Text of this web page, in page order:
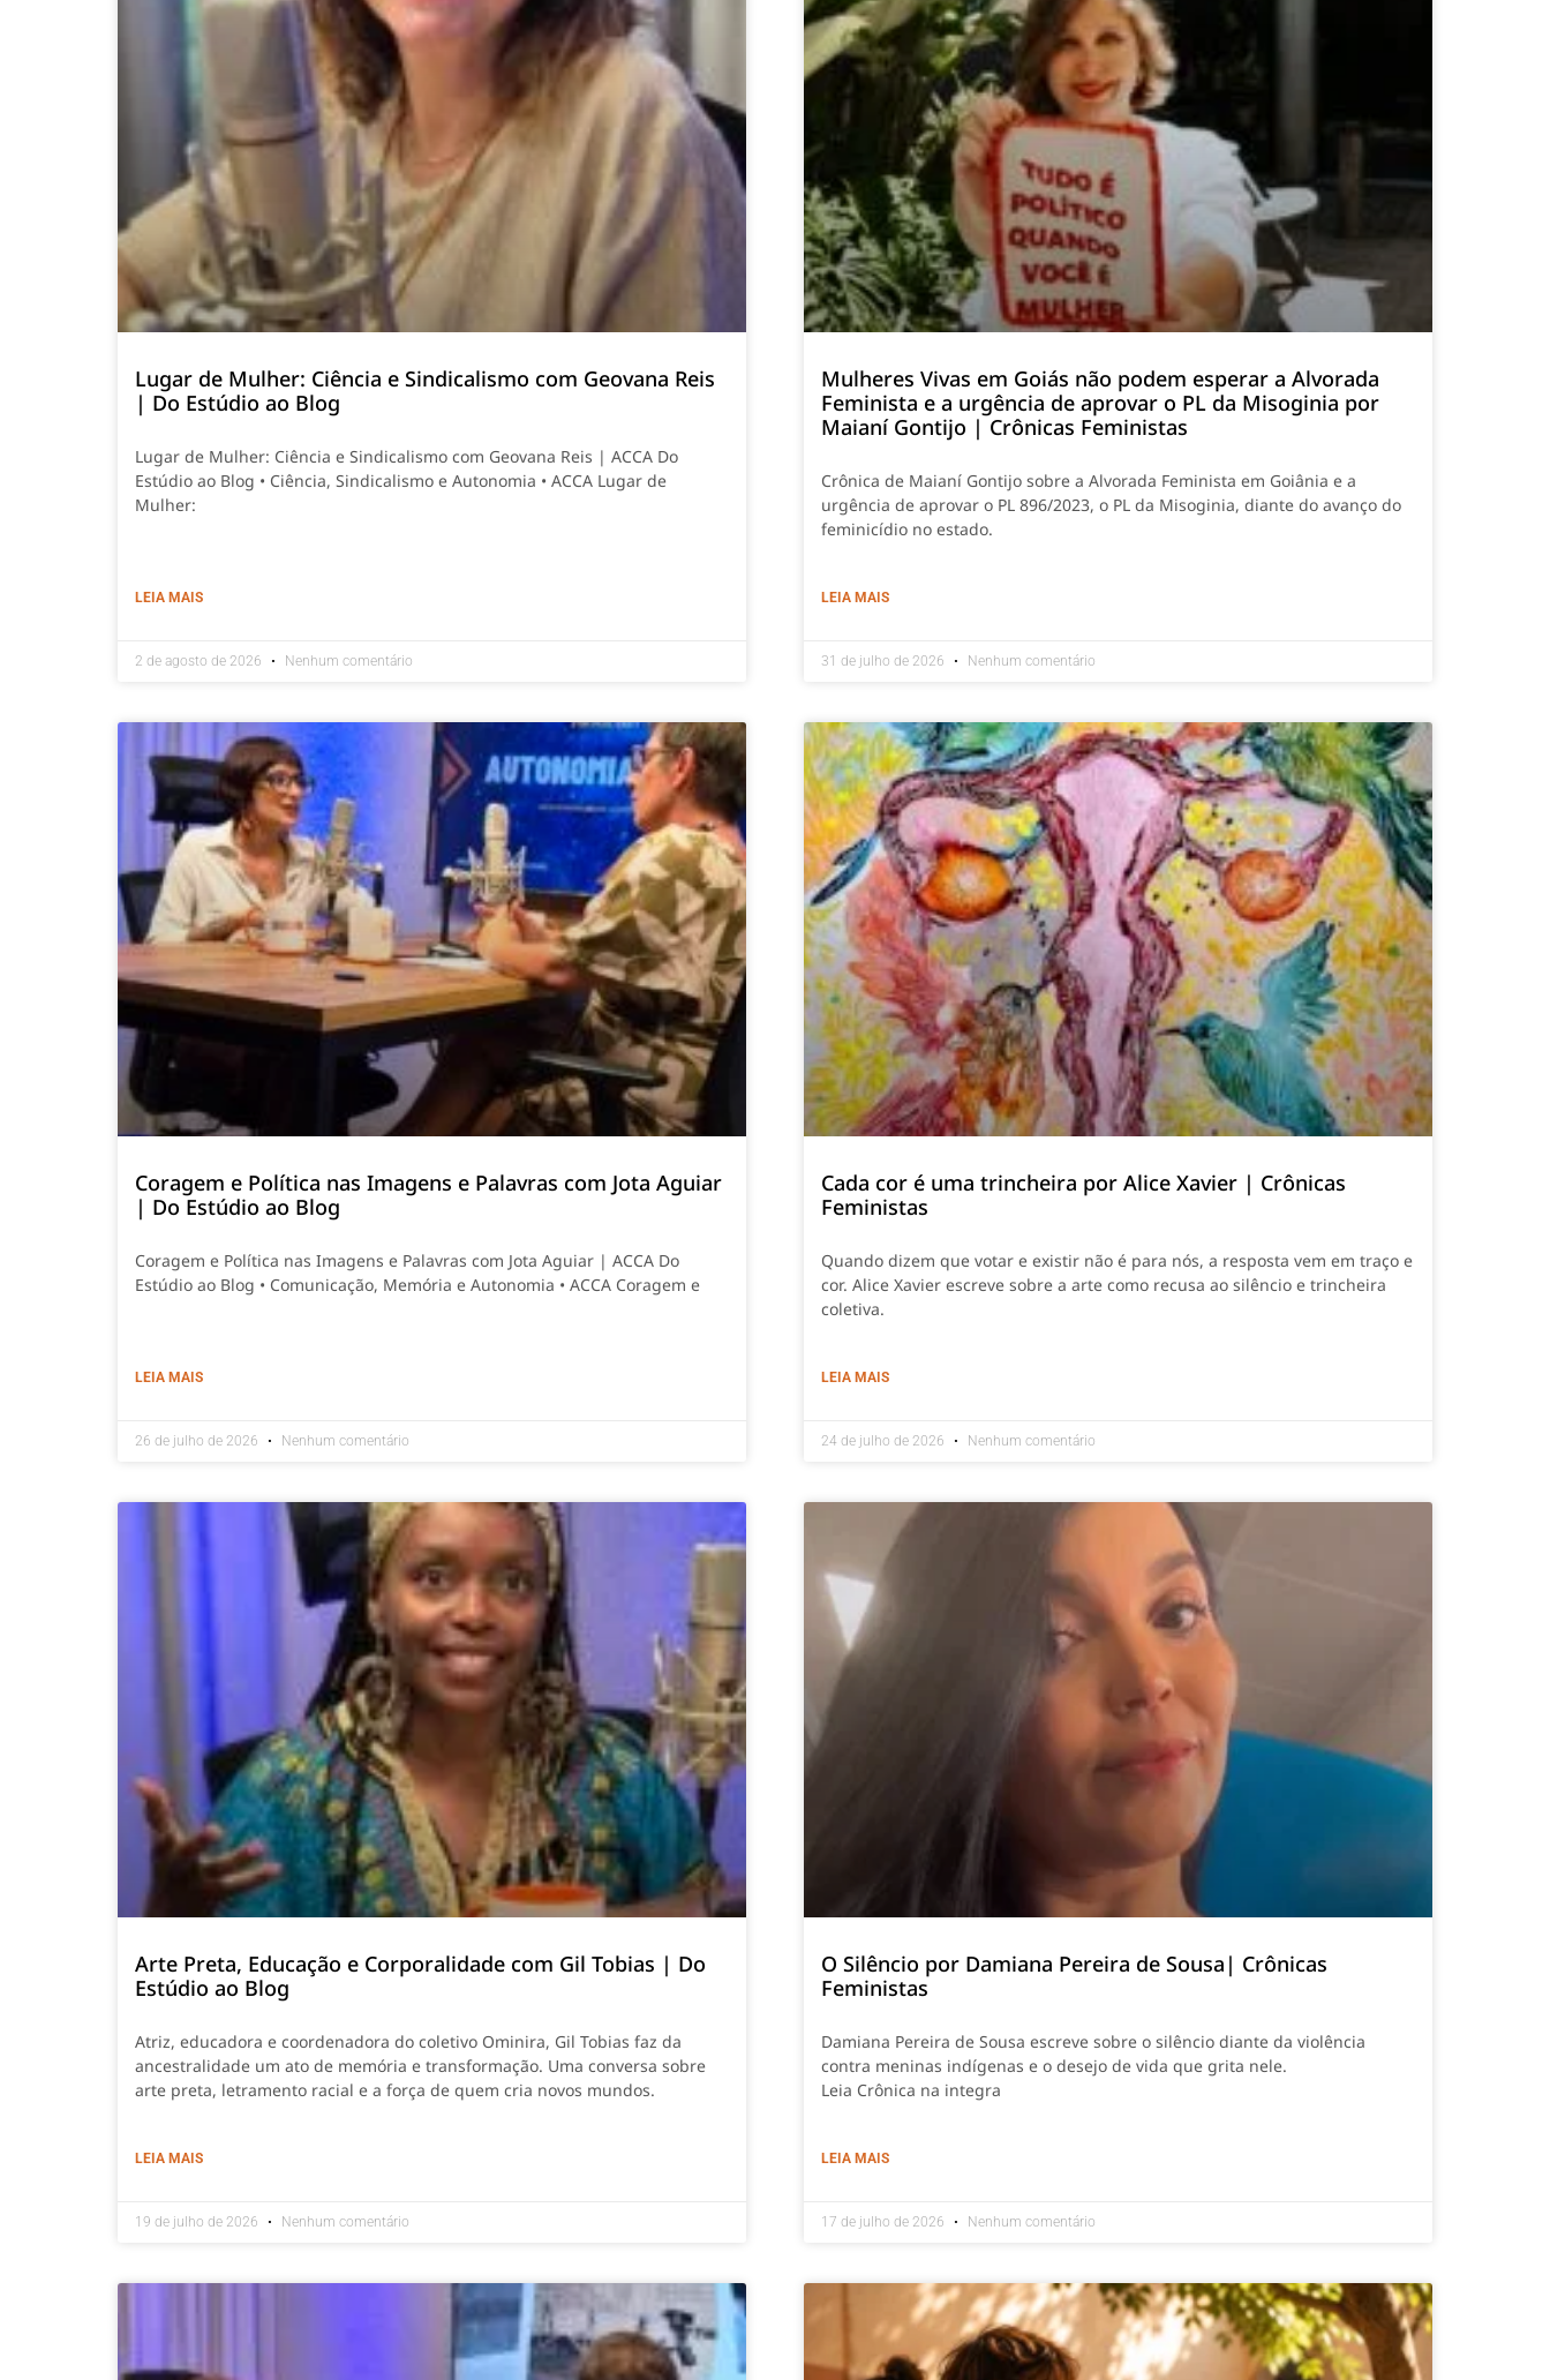
Lugar de Mulher: Ciência e Sindicalismo com Geovana Reis
| Do Estúdio ao Blog
Lugar de Mulher: Ciência e Sindicalismo com Geovana Reis | ACCA Do
Estúdio ao Blog • Ciência, Sindicalismo e Autonomia • ACCA Lugar de
Mulher:
LEIA MAIS
2 de agosto de 2026 Nenhum comentário
Mulheres Vivas em Goiás não podem esperar a Alvorada
Feminista e a urgência de aprovar o PL da Misoginia por
Maianí Gontijo | Crônicas Feministas
Crônica de Maianí Gontijo sobre a Alvorada Feminista em Goiânia e a
urgência de aprovar o PL 896/2023, o PL da Misoginia, diante do avanço do
feminicídio no estado.
LEIA MAIS
31 de julho de 2026 Nenhum comentário
Coragem e Política nas Imagens e Palavras com Jota Aguiar
| Do Estúdio ao Blog
Coragem e Política nas Imagens e Palavras com Jota Aguiar | ACCA Do
Estúdio ao Blog • Comunicação, Memória e Autonomia • ACCA Coragem e
LEIA MAIS
26 de julho de 2026 Nenhum comentário
Cada cor é uma trincheira por Alice Xavier | Crônicas
Feministas
Quando dizem que votar e existir não é para nós, a resposta vem em traço e
cor. Alice Xavier escreve sobre a arte como recusa ao silêncio e trincheira
coletiva.
LEIA MAIS
24 de julho de 2026 Nenhum comentário
Arte Preta, Educação e Corporalidade com Gil Tobias | Do
Estúdio ao Blog
Atriz, educadora e coordenadora do coletivo Ominira, Gil Tobias faz da
ancestralidade um ato de memória e transformação. Uma conversa sobre
arte preta, letramento racial e a força de quem cria novos mundos.
LEIA MAIS
19 de julho de 2026 Nenhum comentário
O Silêncio por Damiana Pereira de Sousa| Crônicas
Feministas
Damiana Pereira de Sousa escreve sobre o silêncio diante da violência
contra meninas indígenas e o desejo de vida que grita nele.
Leia Crônica na integra
LEIA MAIS
17 de julho de 2026 Nenhum comentário